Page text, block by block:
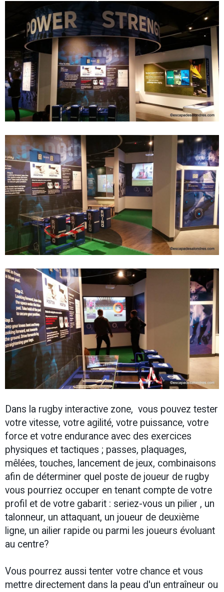
Dans la rugby interactive zone, vous pouvez tester
votre vitesse, votre agilité, votre puissance, votre
force et votre endurance avec des exercices
physiques et tactiques ; passes, plaquages,
mêlées, touches, lancement de jeux, combinaisons
afin de déterminer quel poste de joueur de rugby
vous pourriez occuper en tenant compte de votre
profil et de votre gabarit : seriez-vous un pilier , un
talonneur, un attaquant, un joueur de deuxième
ligne, un ailier rapide ou parmi les joueurs évoluant
au centre?
Vous pourrez aussi tenter votre chance et vous
mettre directement dans la peau d'un entraîneur ou